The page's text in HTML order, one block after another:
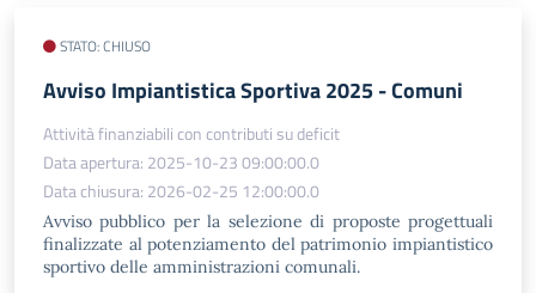
STATO: CHIUSO
Avviso Impiantistica Sportiva 2025 - Comuni
Attività finanziabili con contributi su deficit
Data apertura: 2025-10-23 09:00:00.0
Data chiusura: 2026-02-25 12:00:00.0
Avviso pubblico per la selezione di proposte progettuali
finalizzate al potenziamento del patrimonio impiantistico
sportivo delle amministrazioni comunali.